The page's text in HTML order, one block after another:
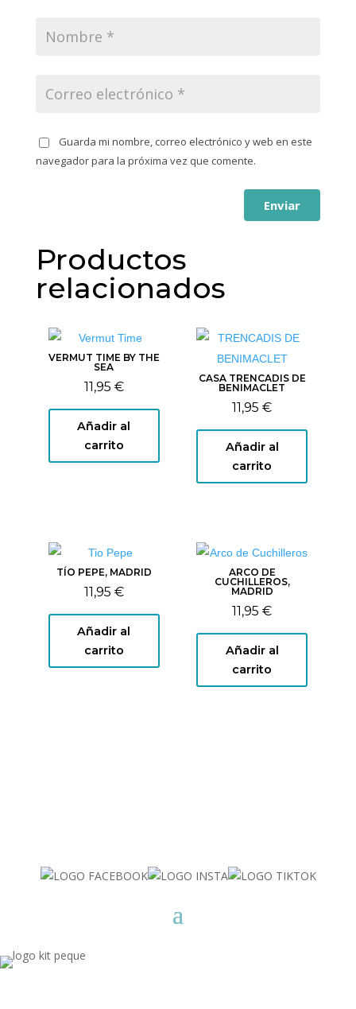
Guarda mi nombre, correo electrónico y web en este
navegador para la próxima vez que comente.
Enviar
Productos
relacionados
VERMUT TIME BY THE
SEA
11,95 €
Añadir al
carrito
CASA TRENCADIS DE
BENIMACLET
11,95€
Añadir al
carrito
TÍO PEPE, MADRID
11,95 €
Añadir al
carrito
ARCO DE
CUCHILLEROS,
MADRID
11,95€
Añadir al
carrito